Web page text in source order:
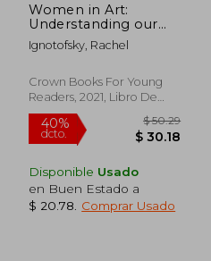
Women in Art:
Understanding our
World and its
Ecosystems (Women
Ignotofsky, Rachel
Crown Books For Young
Readers, 2021, Libro De
Cartón, Nuevo
Disponible Usado
en Buen Estado a
$ 20.78
Comprar Usado